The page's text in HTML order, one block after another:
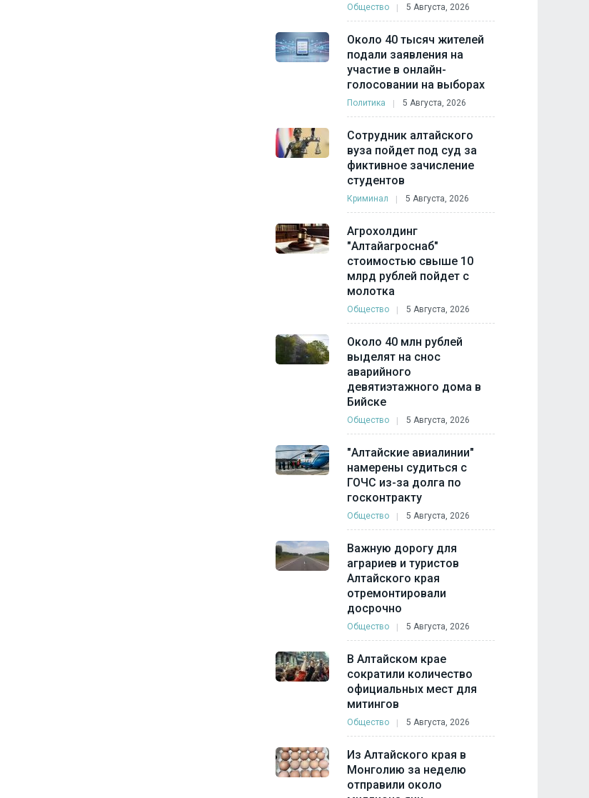
Общество 5 Августа, 2026
Около 40 тысяч жителей
подали заявления на
участие в онлайн-
голосовании на выборах
Политика 5 Августа, 2026
Сотрудник алтайского
вуза пойдет под суд за
фиктивное зачисление
студентов
Криминал 5 Августа, 2026
Агрохолдинг
"Алтайагроснаб"
стоимостью свыше 10
млрд рублей пойдет с
молотка
Общество 5 Августа, 2026
Около 40 млн рублей
выделят на снос
аварийного
девятиэтажного дома в
Бийске
Общество 5 Августа, 2026
"Алтайские авиалинии"
намерены судиться с
ГОЧС из-за долга по
госконтракту
Общество 5 Августа, 2026
Важную дорогу для
аграриев и туристов
Алтайского края
отремонтировали
досрочно
Общество 5 Августа, 2026
В Алтайском крае
сократили количество
официальных мест для
митингов
Общество 5 Августа, 2026
Из Алтайского края в
Монголию за неделю
отправили около